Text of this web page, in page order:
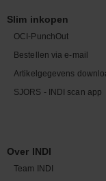
Slim inkopen
OCI-PunchOut
Bestellen via e-mail
Artikelgegevens
SJORS - INDI scan app
Over INDI
Team INDI